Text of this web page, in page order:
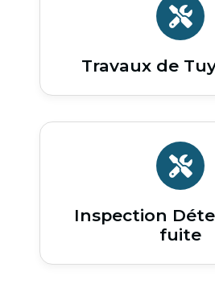
Travaux de
Inspection
fuite